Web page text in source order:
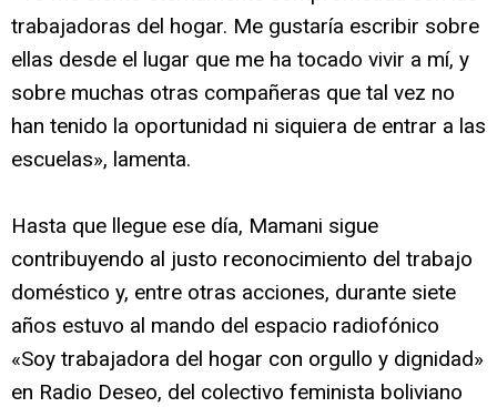
trabajadoras del hogar. Me gustaría escribir sobre
ellas desde el lugar que me ha tocado vivir a mí, y
sobre muchas otras compañeras que tal vez no
han tenido la oportunidad ni siquiera de entrar a las
escuelas», lamenta.
Hasta que llegue ese día, Mamani sigue
contribuyendo al justo reconocimiento del trabajo
doméstico y, entre otras acciones, durante siete
años estuvo al mando del espacio radiofónico
«Soy trabajadora del hogar con orgullo y dignidad»
en Radio Deseo, del colectivo feminista boliviano